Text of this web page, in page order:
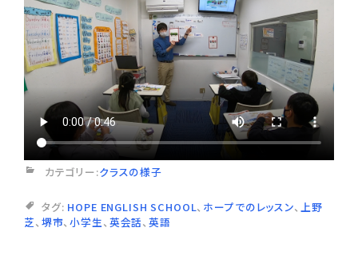
講師のご紹介
アクセス
カテゴリー:クラスの様子
タグ: HOPE ENGLISH SCHOOL、 ホープでのレッスン、 上野
芝、 堺市、小学生、 英会話、英語